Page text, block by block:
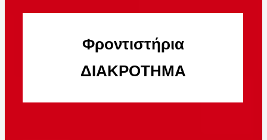
Φροντιστήρια
ΔΙΑΚΡΟΤΗΜΑ